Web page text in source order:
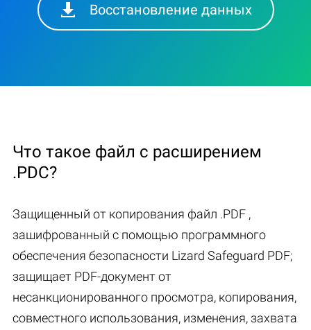
Восстановление данных
Что такое файл с расширением
.PDC?
Защищенный от копирования файл .PDF ,
зашифрованный с помощью программного
обеспечения безопасности Lizard Safeguard PDF;
защищает PDF-документ от
несанкционированного просмотра, копирования,
совместного использования, изменения, захвата